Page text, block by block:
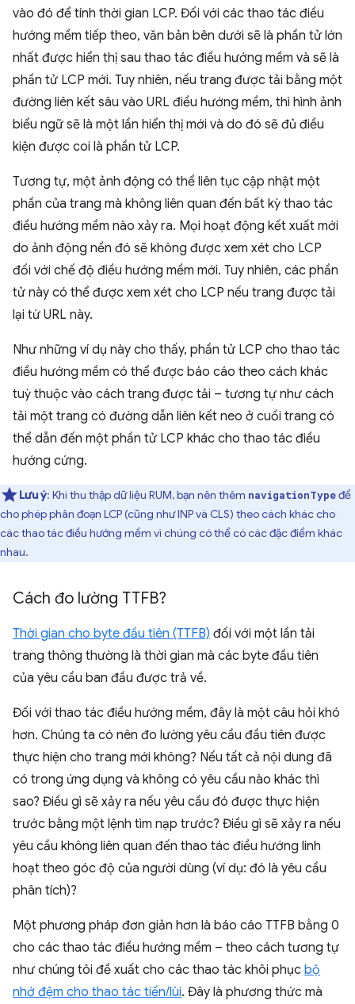
vào đó để tính thời gian LCP. Đối với các thao tác điều
hướng mềm tiếp theo, văn bản bên dưới sẽ là phần tử lớn
nhất được hiển thị sau thao tác điều hướng mềm và sẽ là
phần tử LCP mới. Tuy nhiên, nếu trang được tải bằng một
đường liên kết sâu vào URL điều hướng mềm, thì hình ảnh
biểu ngữ sẽ là một lần hiển thị mới và do đó sẽ đủ điều
kiện được coi là phần tử LCP.
Tương tự, một ảnh động có thể liên tục cập nhật một
phần của trang mà không liên quan đến bất kỳ thao tác
điều hướng mềm nào xảy ra. Mọi hoạt động kết xuất mới
do ảnh động nền đó sẽ không được xem xét cho LCP
đối với chế độ điều hướng mềm mới. Tuy nhiên, các phần
tử này có thể được xem xét cho LCP nếu trang được tải
lại từ URL này.
Như những ví dụ này cho thấy, phần tử LCP cho thao tác
điều hướng mềm có thể được báo cáo theo cách khác
tuỳ thuộc vào cách trang được tải – tương tự như cách
tải một trang có đường dẫn liên kết neo ở cuối trang có
thể dẫn đến một phần tử LCP khác cho thao tác điều
hướng cứng.
Lưu ý: Khi thu thập dữ liệu RUM, bạn nên thêm navigationTypeđể
cho phép phân đoạn LCP (cũng như INP và CLS) theo cách khác cho
các thao tác điều hướng mềm vì chúng có thể có các đặc điểm khác
nhau.
Cách đo lường TTFB?
Thời gian cho byte đầu tiên (TTFB) đối với một lần tải
trang thông thường là thời gian mà các byte đầu tiên
của yêu cầu ban đầu được trả về.
Đối với thao tác điều hướng mềm, đây là một câu hỏi khó
hơn. Chúng ta có nên đo lường yêu cầu đầu tiên được
thực hiện cho trang mới không? Nếu tất cả nội dung đã
có trong ứng dụng và không có yêu cầu nào khác thì
sao? Điều gì sẽ xảy ra nếu yêu cầu đó được thực hiện
trước bằng một lệnh tìm nạp trước? Điều gì sẽ xảy ra nếu
yêu cầu không liên quan đến thao tác điều hướng linh
hoạt theo góc độ của người dùng (ví dụ: đó là yêu cầu
phân tích)?
Một phương pháp đơn giản hơn là báo cáo TTFB bằng 0
cho các thao tác điều hướng mềm – theo cách tương tự
như chúng tôi đề xuất cho các thao tác khôi phục bộ
nhớ đệm cho thao tác tiến/lùi. Đây là phương thức mà